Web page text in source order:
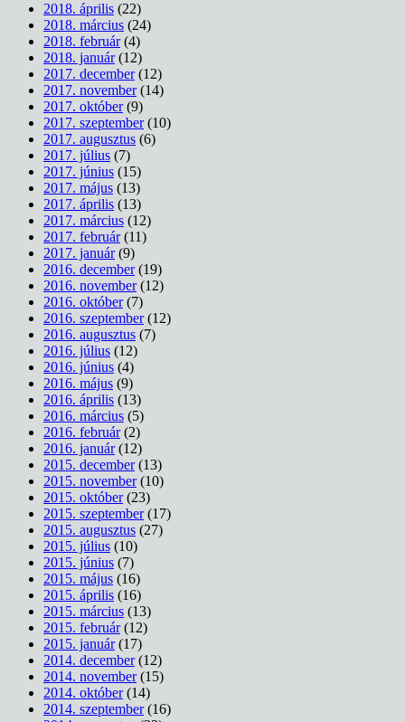
2018. április (22)
2018. március (24)
2018. február(4)
2018. január(12)
2017. december(12)
2017. november(14)
2017. október(9)
2017. szeptember(10)
2017. augusztus (6)
2017. július (7)
2017. június (15)
2017. május (13)
2017. április (13)
2017. március (12)
2017. február(11)
2017. január(9)
2016. december(19)
2016. november(12)
2016. október(7)
2016. szeptember(12)
2016. augusztus (7)
2016. július (12)
2016. június (4)
2016. május (9)
2016. április (13)
2016. március (5)
2016. február(2)
2016. január(12)
2015. december(13)
2015. november(10)
2015. október(23)
2015. szeptember(17)
2015. augusztus (27)
2015. július (10)
2015. június (7)
2015. május (16)
2015. április (16)
2015. március (13)
2015. február(12)
2015. január(17)
2014. december(12)
2014. november(15)
2014. október(14)
2014. szeptember(16)